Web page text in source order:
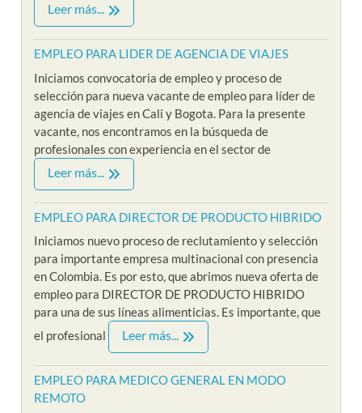
Leer más...
EMPLEO PARA LIDER DE AGENCIA DE VIAJES
Iniciamos convocatoria de empleo y proceso de
selección para nueva vacante de empleo para líder de
agencia de viajes en Cali y Bogota. Para la presente
vacante, nos encontramos en la búsqueda de
profesionales con experiencia en el sector de
Leer más...
EMPLEO PARA DIRECTOR DE PRODUCTO HIBRIDO
Iniciamos nuevo proceso de reclutamiento y selección
para importante empresa multinacional con presencia
en Colombia. Es por esto, que abrimos nueva oferta de
empleo para DIRECTOR DE PRODUCTO HIBRIDO
para una de sus líneas alimenticias. Es importante, que
el profesional
Leer más...
EMPLEO PARA MEDICO GENERAL EN MODO
REMOTO